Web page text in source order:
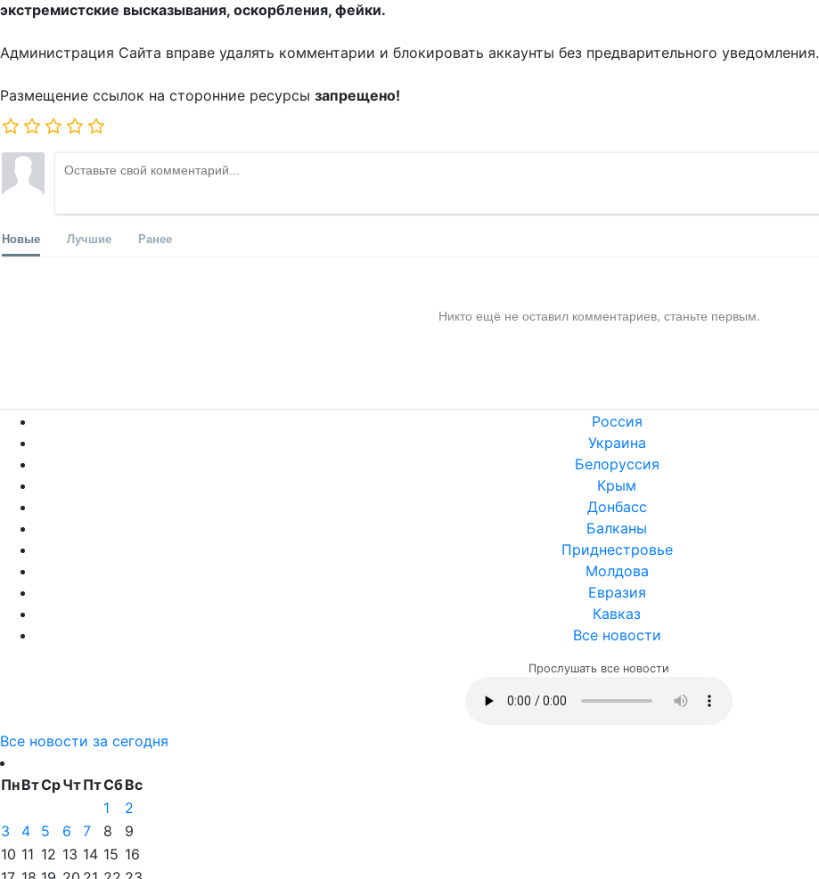
экстремистские высказывания, оскорбления, фейки.
Администрация Сайта вправе удалять комментарии и блокировать аккаунты без предварительного уведомления.
Размещение ссылок на сторонние ресурсы запрещено!
Новые Лучшие Ранее
Никто ещё не оставил комментариев, станьте первым.
Россия
Украина
Белоруссия
Крым
Донбасс
Балканы
Приднестровье
Молдова
Евразия
Кавказ
Все новости
Прослушать все новости
Все новости за сегодня
ПнВтСрЧтПтСбВс
1
2
3
4 5 6 7 8
9
10 11 12 13 14 15 16